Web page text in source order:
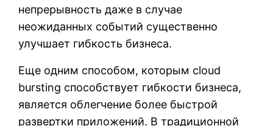
непрерывность даже в случае
неожиданных событий существенно
улучшает гибкость бизнеса.
Еще одним способом, которым cloud
bursting способствует гибкости бизнеса,
является облегчение более быстрой
развертки приложений. В традиционной